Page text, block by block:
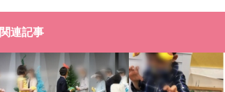
関連記事